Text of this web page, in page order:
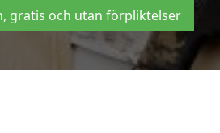
gratis och utan förpliktelser